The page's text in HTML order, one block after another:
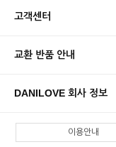
고객센터
교환 반품 안내
DANILOVE 회사 정보
이용안내